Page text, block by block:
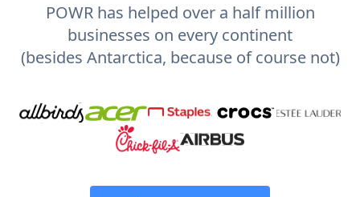
POWR has helped over a half million
businesses on every continent
(besides Antarctica, because of course not)